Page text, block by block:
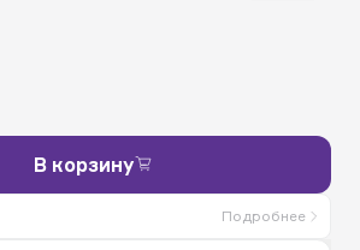
В корзину
Подробнее